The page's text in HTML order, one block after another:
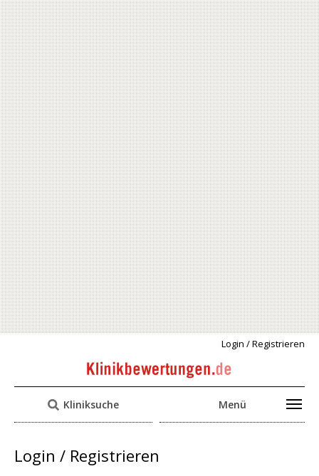
Login / Registrieren
Kliniksuche Menü
Login / Registrieren